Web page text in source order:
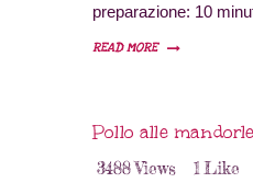
preparazione: 10
50 minuti Difficoltà:
rosso thailandese…
READ MORE
Pollo alle mandorle
3488Views 1 Like